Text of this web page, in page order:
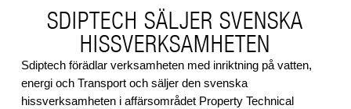
SDIPTECH SÄLJER SVENSKA
HISSVERKSAMHETEN
Sdiptech förädlar verksamheten med inriktning på vatten,
energi och Transport och säljer den svenska
hissverksamheten i affärsområdet Property Technical